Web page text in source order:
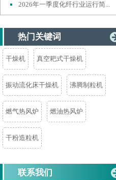
2026年一季度化纤行业运行简...
热门关键词
干燥机 真空耙式干燥机
振动流化床干燥机 沸腾制粒机
燃气热风炉 燃油热风炉
干粉造粒机
联系我们